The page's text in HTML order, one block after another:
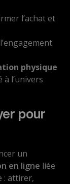
l’achat et
physique
l’univers
pour
un
en ligne liée
: attirer,